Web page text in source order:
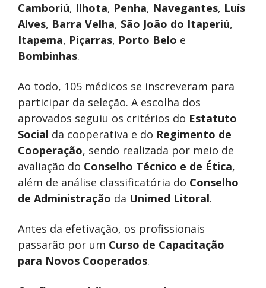
Camboriú, Ilhota, Penha, Navegantes, Luís
Alves, Barra Velha, São João do Itaperiú,
Itapema, Piçarras, Porto Belo e
Bombinhas.
Ao todo, 105 médicos se inscreveram para
participar da seleção. A escolha dos
aprovados seguiu os critérios do Estatuto
Social da cooperativa e do Regimento de
Cooperação, sendo realizada por meio de
avaliação do Conselho Técnico e de Ética,
além de análise classificatória do Conselho
de Administração da Unimed Litoral.
Antes da efetivação, os profissionais
passarão por um Curso de Capacitação
para Novos Cooperados.